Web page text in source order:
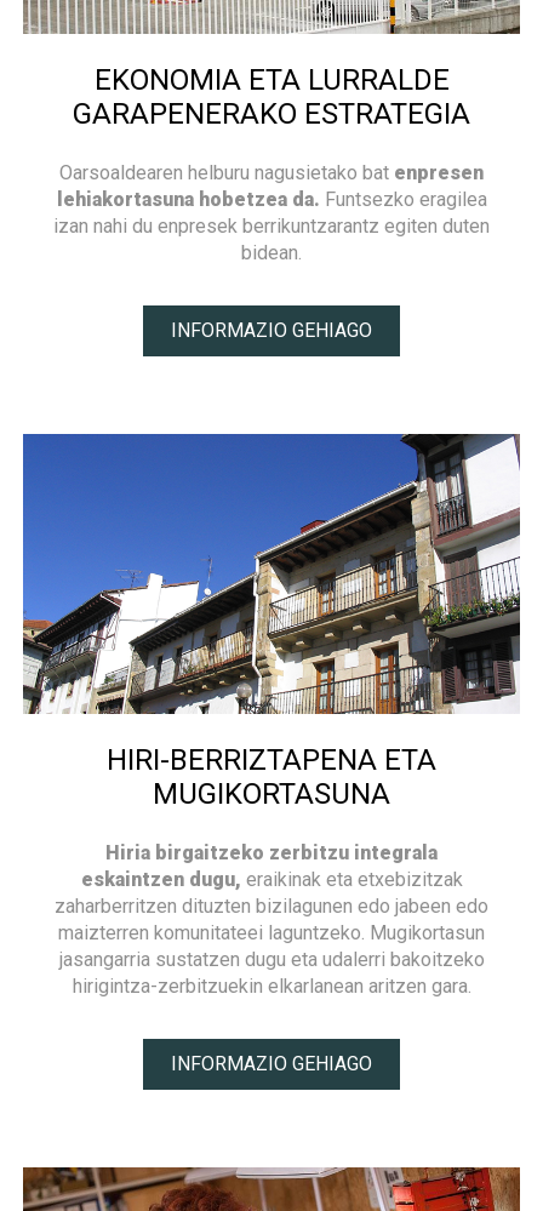
EKONOMIA ETA LURRALDE
GARAPENERAKO ESTRATEGIA
Oarsoaldearen helburu nagusietako bat enpresen
lehiakortasuna hobetzea da. Funtsezko eragilea
izan nahi du enpresek berrikuntzarantz egiten duten
bidean.
INFORMAZIO GEHIAGO
HIRI-BERRIZTAPENA ETA
MUGIKORTASUNA
Hiria birgaitzeko zerbitzu integrala
eskaintzen dugu, eraikinak eta etxebizitzak
zaharberritzen dituzten bizilagunen edo jabeen edo
maizterren komunitateei laguntzeko. Mugikortasun
jasangarria sustatzen dugu eta udalerri bakoitzeko
hirigintza-zerbitzuekin elkarlanean aritzen gara.
INFORMAZIO GEHIAGO